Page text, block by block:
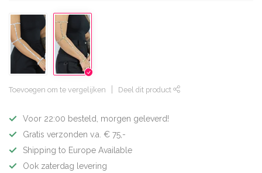
Toevoegen om te vergelijken Deel dit product
Voor 22:00 besteld, morgen geleverd!
Gratis verzonden v.a. € 75,-
Shipping to Europe Available
Ook zaterdag levering